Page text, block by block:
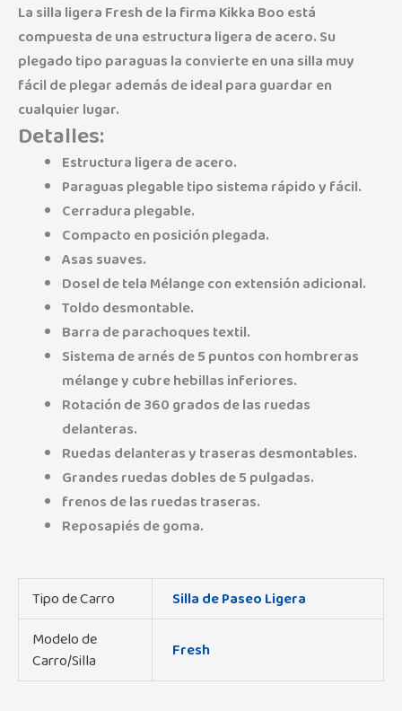
La silla ligera Fresh de la firma Kikka Boo está
compuesta de una estructura ligera de acero. Su
plegado tipo paraguas la convierte en una silla muy
fácil de plegar además de ideal para guardar en
cualquier lugar.
Detalles:
Estructura ligera de acero.
Paraguas plegable tipo sistema rápido y fácil.
Cerradura plegable.
Compacto en posición plegada.
Asas suaves.
Dosel de tela Mélange con extensión adicional.
Toldo desmontable.
Barra de parachoques textil.
Sistema de arnés de 5 puntos con hombreras
mélange y cubre hebillas inferiores.
Rotación de 360 grados de las ruedas
delanteras.
Ruedas delanteras y traseras desmontables.
Grandes ruedas dobles de 5 pulgadas.
frenos de las ruedas traseras.
Reposapiés de goma.
Tipo de Carro
Silla de Paseo Ligera
Modelo de
Carro/Silla
Fresh